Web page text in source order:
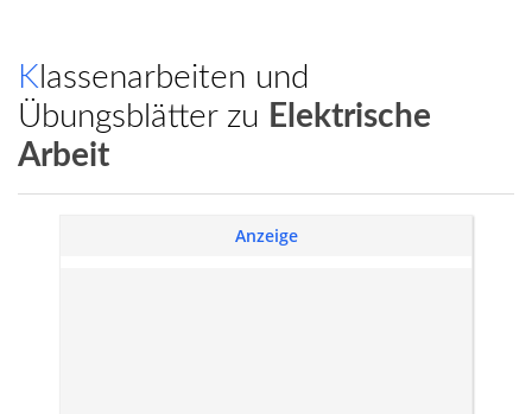
Klassenarbeiten und
Übungsblätter zu Elektrische
Arbeit
Anzeige